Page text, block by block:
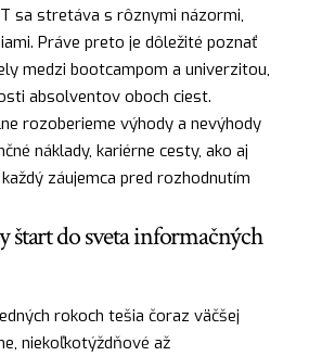
sa stretáva s rôznymi názormi,
Práve preto je dôležité poznať
medzi bootcampom a univerzitou,
absolventov oboch ciest.
rozoberieme výhody a nevýhody
náklady, kariérne cesty, ako aj
záujemca pred rozhodnutím
štart do sveta informačných
rokoch tešia čoraz väčšej
niekoľkotýždňové až